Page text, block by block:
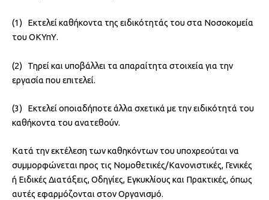
(1) Εκτελεί καθήκοντα της ειδικότητάς του στα Νοσοκομεία
του ΟΚΥπΥ.
(2) Τηρεί και υποβάλλει τα απαραίτητα στοιχεία για την
εργασία που επιτελεί.
(3) Εκτελεί οποιαδήποτε άλλα σχετικά με την ειδικότητά του
καθήκοντα του ανατεθούν.
Κατά την εκτέλεση των καθηκόντων του υποχρεούται να
συμμορφώνεται προς τις Νομοθετικές/Κανονιστικές, Γενικές
ή Ειδικές Διατάξεις, Οδηγίες, Εγκυκλίους και Πρακτικές, όπως
αυτές εφαρμόζονται στον Οργανισμό.